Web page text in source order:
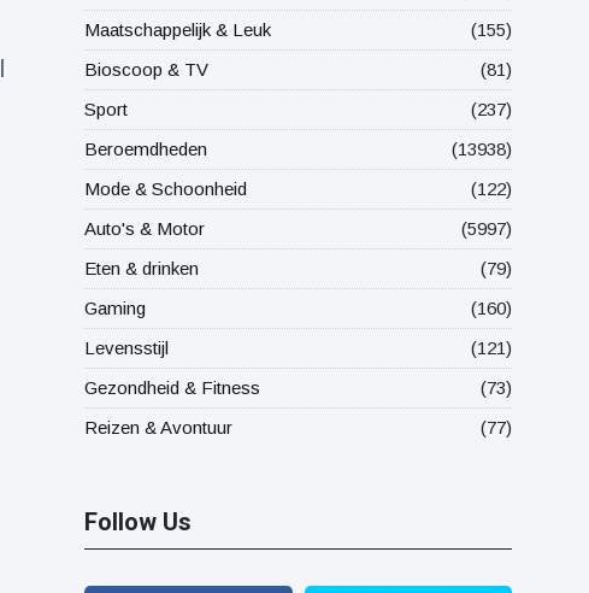
Maatschappelijk & Leuk
(155)
Bioscoop & TV
(81)
Sport
(237)
Beroemdheden
(13938)
Mode & Schoonheid
(122)
Auto's & Motor
(5997)
Eten & drinken
(79)
Gaming
(160)
Levensstijl
(121)
Gezondheid & Fitness
(73)
Reizen & Avontuur
(77)
Follow Us